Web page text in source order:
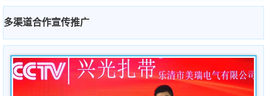
多渠道合作宣传推广